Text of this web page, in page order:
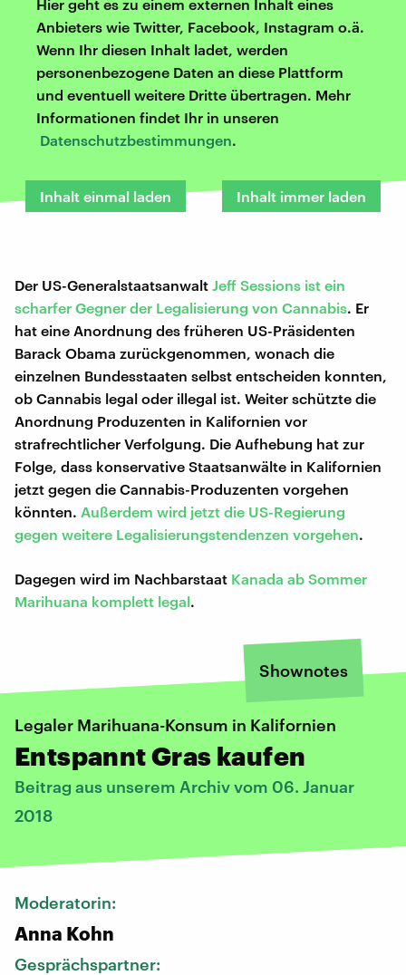
Hier geht es zu einem externen Inhalt eines
Anbieters wie Twitter, Facebook, Instagram o.ä.
Wenn Ihr diesen Inhalt ladet, werden
personenbezogene Daten an diese Plattform
und eventuell weitere Dritte übertragen. Mehr
Informationen findet Ihr in unseren
Datenschutzbestimmungen.
Inhalt einmal laden Inhalt immer laden
Der US-Generalstaatsanwalt Jeff Sessions ist ein
scharfer Gegner der Legalisierung von Cannabis. Er
hat eine Anordnung des früheren US-Präsidenten
Barack Obama zurückgenommen, wonach die
einzelnen Bundesstaaten selbst entscheiden konnten,
ob Cannabis legal oder illegal ist. Weiter schützte die
Anordnung Produzenten in Kalifornien vor
strafrechtlicher Verfolgung. Die Aufhebung hat zur
Folge, dass konservative Staatsanwälte in Kalifornien
jetzt gegen die Cannabis-Produzenten vorgehen
könnten. Außerdem wird jetzt die US-Regierung
gegen weitere Legalisierungstendenzen vorgehen.
Dagegen wird im Nachbarstaat Kanada ab Sommer
Marihuana komplett legal.
Shownotes
Legaler Marihuana-Konsum in Kalifornien
Entspannt Gras kaufen
Beitrag aus unserem Archiv vom 06. Januar
2018
Moderatorin:
Anna Kohn
Gesprächspartner: